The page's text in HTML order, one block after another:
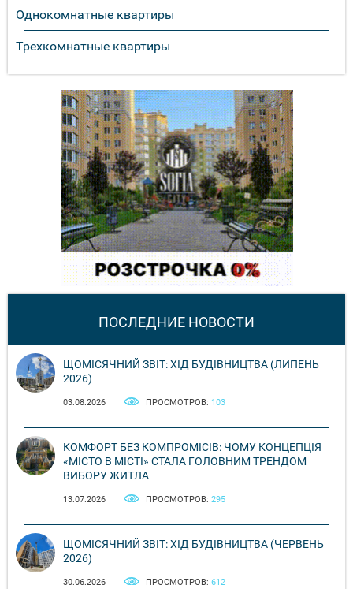
Однокомнатные квартиры
Трехкомнатные квартиры
ПОСЛЕДНИЕ НОВОСТИ
ЩОМІСЯЧНИЙ ЗВІТ: ХІД БУДІВНИЦТВА (ЛИПЕНЬ
2026)
03.08.2026 ПРОСМОТРОВ: 103
КОМФОРТ БЕЗ КОМПРОМІСІВ: ЧОМУ КОНЦЕПЦІЯ
«МІСТО В МІСТІ» СТАЛА ГОЛОВНИМ ТРЕНДОМ
ВИБОРУ ЖИТЛА
13.07.2026 ПРОСМОТРОВ: 295
ЩОМІСЯЧНИЙ ЗВІТ: ХІД БУДІВНИЦТВА (ЧЕРВЕНЬ
2026)
30.06.2026 ПРОСМОТРОВ: 612